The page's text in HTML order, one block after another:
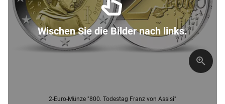
2-Euro-Münze "800. Todestag Franz von Assisi"
Wischen Sie die Bilder nach links.